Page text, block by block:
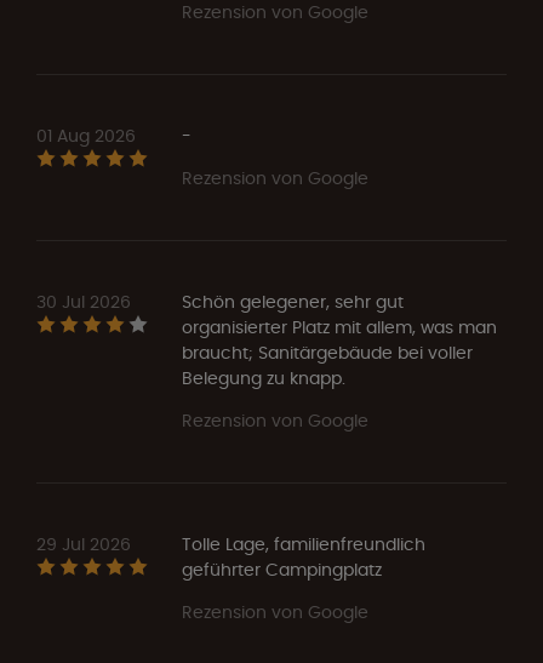
Rezension von Google
01 Aug 2026
-
Rezension von Google
30 Jul 2026
Schön gelegener, sehr gut
organisierter Platz mit allem, was man
braucht; Sanitärgebäude bei voller
Belegung zu knapp.
Rezension von Google
29 Jul 2026
Tolle Lage, familienfreundlich
geführter Campingplatz
Rezension von Google